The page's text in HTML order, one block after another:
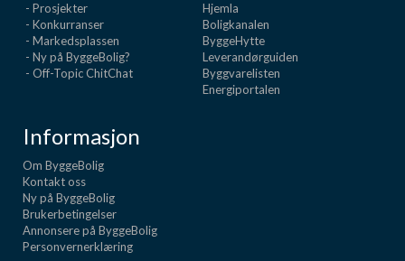
- Prosjekter
- Konkurranser
- Markedsplassen
- Ny på ByggeBolig?
- Off-Topic ChitChat
Hjemla
Boligkanalen
ByggeHytte
Leverandørguiden
Byggvarelisten
Energiportalen
Informasjon
Om ByggeBolig
Kontakt oss
Ny på ByggeBolig
Brukerbetingelser
Annonsere på ByggeBolig
Personvernerklæring